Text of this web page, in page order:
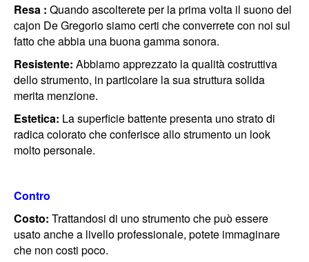
Resa : Quando ascolterete per la prima volta il suono del
cajon De Gregorio siamo certi che converrete con noi sul
fatto che abbia una buona gamma sonora.
Resistente: Abbiamo apprezzato la qualità costruttiva
dello strumento, in particolare la sua struttura solida
merita menzione.
Estetica: La superficie battente presenta uno strato di
radica colorato che conferisce allo strumento un look
molto personale.
Contro
Costo: Trattandosi di uno strumento che può essere
usato anche a livello professionale, potete immaginare
che non costi poco.